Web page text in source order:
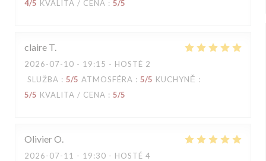
4/5 KVALITA / CENA : 5/5
claire T
2026-07-10 - 19:15 - HOSTÉ 2
SLUŽBA : 5/5 ATMOSFÉRA : 5/5 KUCHYNĚ :
5/5 KVALITA / CENA : 5/5
OlivierO
2026-07-11 - 19:30 - HOSTÉ 4